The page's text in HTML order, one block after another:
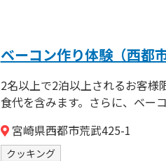
ベーコン作り体験（西都市
2名以上で2泊以上されるお客様
食代を含みます。さらに、ベー
宮崎県西都市荒武425-1
クッキング